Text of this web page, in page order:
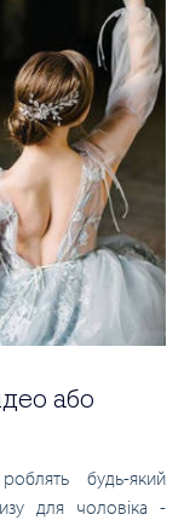
або
будь-який
для чоловіка -